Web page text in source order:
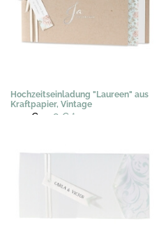
Hochzeitseinladung "Laureen" aus
Kraftpapier, Vintage
2,92 € 2,28 € *